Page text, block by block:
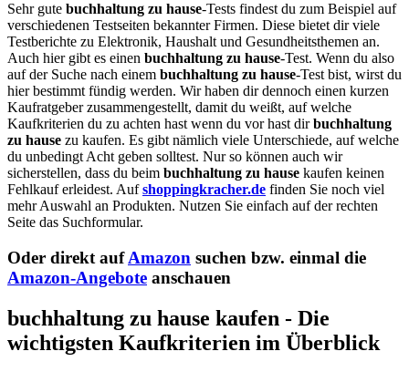
Sehr gute buchhaltung zu hause-Tests findest du zum Beispiel auf
verschiedenen Testseiten bekannter Firmen. Diese bietet dir viele
Testberichte zu Elektronik, Haushalt und Gesundheitsthemen an.
Auch hier gibt es einen buchhaltung zu hause-Test. Wenn du also
auf der Suche nach einem buchhaltung zu hause-Test bist, wirst du
hier bestimmt fündig werden. Wir haben dir dennoch einen kurzen
Kaufratgeber zusammengestellt, damit du weißt, auf welche
Kaufkriterien du zu achten hast wenn du vor hast dirbuchhaltung
zu hause zu kaufen. Es gibt nämlich viele Unterschiede, auf welche
du unbedingt Acht geben solltest. Nur so können auch wir
sicherstellen, dass du beim buchhaltung zu hause kaufen keinen
Fehlkauf erleidest. Aufshoppingkracher.de finden Sie noch viel
mehr Auswahl an Produkten. Nutzen Sie einfach auf der rechten
Seite das Suchformular.
Oder direkt aufAmazon suchen bzw. einmal die
Amazon-Angebote anschauen
buchhaltung zu hause kaufen - Die
wichtigsten Kaufkriterien im Überblick